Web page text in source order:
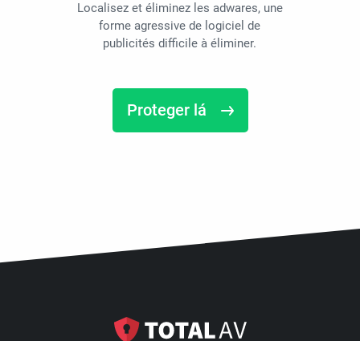
Localisez et éliminez les adwares, une
forme agressive de logiciel de
publicités difficile à éliminer.
Proteger lá